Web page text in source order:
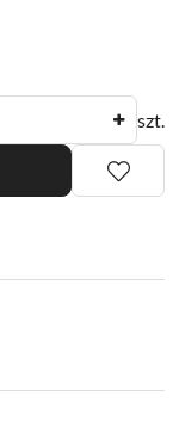
szt.